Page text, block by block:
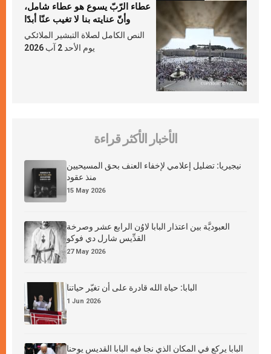
عطاء الرّبّ يسوع هو عطاء شامل،
وأنّ عنايته بنا لا تغيب عنّا أبدًا
النص الكامل لصلاة التبشير الملائكي
يوم الأحد 2 آب 2026
الأخبار الأكثر قراءة
نيجيريا: تضليل إعلامي لإخفاء العنف بحق المسيحيين
منذ عقود
15 May 2026
العبوديَّة بين اعتذار البابا لاوُن الرابع عشر وصرخة
القدِّيس شارل دي فوكو
27 May 2026
البابا: حياة الله قادرة على أن تغيّر حياتنا
1 Jun 2026
البابا يركع في المكان الذي نجا فيه البابا القديس يوحنا